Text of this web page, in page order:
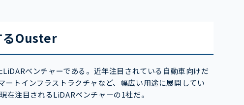
るOuster
ベンチャーである。近年注目されている自動車向けだ
トインフラストラクチャなど、幅広い用途に展開してい
注目されるLiDARベンチャーの1社だ。